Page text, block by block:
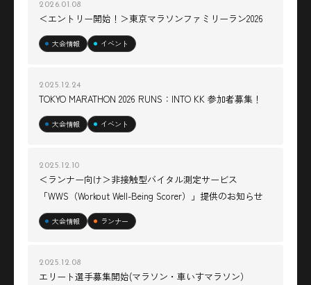
2026.01.08
＜エントリー開始！＞東京マラソンファミリーラン2026
大会情報 イベント
2025.12.24
TOKYO MARATHON 2026 RUNS：INTO KK 参加者募集！
大会情報 イベント
2025.12.10
＜ランナー向け＞非接触型バイタル測定サービス
「WWS（Workout Well-Being Scorer）」提供のお知らせ
大会情報 ランナー
2025.12.08
エリート選手募集開始(マラソン・車いすマラソン）